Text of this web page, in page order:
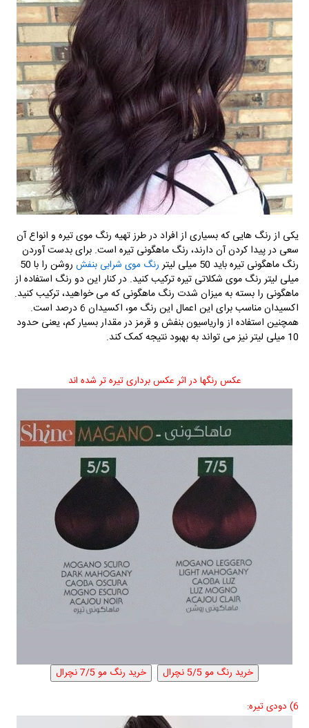
یکی از رنگ هایی که بسیاری از افراد در طرز تهیه رنگ موی تیره و انواع آن
سعی در پیدا کردن آن دارند، رنگ ماهگونی تیره است. برای بدست آوردن
رنگ ماهگونی تیره باید 50 میلی لیتر
رنگ موی شرابی بنفش
روشن را با 50
میلی لیتر رنگ موی شکلاتی تیره ترکیب کنید. در کنار این دو رنگ استفاده از
ماهگونی را بسته به میزان شدت رنگ ماهگونی که می خواهید، ترکیب کنید.
اکسیدان مناسب برای این اعمال این رنگ مو، اکسیدان 6 درصد است.
همچنین استفاده از واریاسیون بنفش و قرمز در مقدار بسیار کم، یعنی حدود
10 میلی لیتر نیز می تواند به بهبود نتیجه کمک کند.
عکس رنگها در اثر عکس برداری تیره تر شده اند
6) دودی تیره: